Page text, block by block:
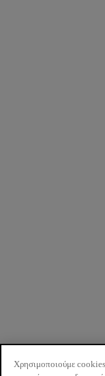
Χρησιμοποιούμε